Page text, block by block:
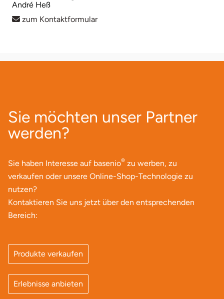
André Heß
zum Kontaktformular
Sie möchten unser Partner
werden?
Sie haben Interesse auf basenio® zu werben, zu
verkaufen oder unsere Online-Shop-Technologie zu
nutzen?
Kontaktieren Sie uns jetzt über den entsprechenden
Bereich:
Produkte verkaufen
Erlebnisse anbieten
Nidda
Nürnberg
Oberhavel
Odenwald
Oder-Spree
Oldenburg
Ostholstein
Ostprignitz-Ruppin